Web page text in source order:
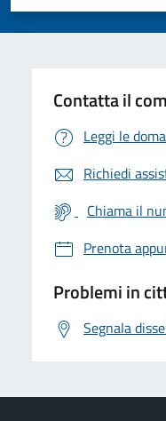
Valuta
Valuta 4
Valuta 3 stelle
Valuta 2 stelle su 5
Valuta 1 stelle su 5
Contatta il
Leggi le
Richiedi
Chiama il
Prenota
Problemi in
Segnala